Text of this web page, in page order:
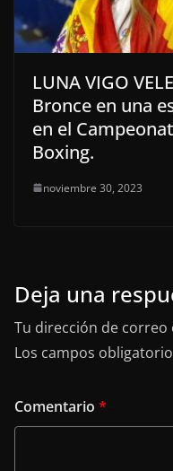
LUNA VIGO
Bronce en una
en el
Boxing.
noviembre 30, 2023
Deja una
Tu dirección de
Los campos
Comentario *